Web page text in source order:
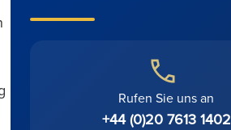
Rufen Sie uns an
+44 (0)20 7613 1402